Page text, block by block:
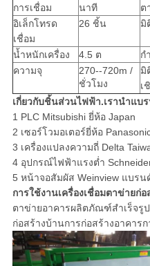
การเชื่อม
นาที
ต
อิเล็กโทรด
เชื่อม
26 ชิ้น มิ
น้ำหนักเครื่อง
4.5 ต ก
ความจุ
270--720m /
ชั่วโมง
มิ
เ
เกี่ยวกับชิ้นส่วนไฟฟ้า.เรานำแบ
1 PLC Mitsubishi ยี่ห้อ Japan
2 เซอร์โวมอเตอร์ยี่ห้อ
3 เครื่องแปลงความถี่ Delta
4 อุปกรณ์ไฟฟ้าแรงต่ำ
5 หน้าจอสัมผัส Weinview แบร
การใช้งานเครื่องเชื่อมตาข่ายก่อ
ตาข่ายอาคารผลิตภัณฑ์สำเร็จรู
ก่อสร้างบ้านการก่อสร้างอาคาร